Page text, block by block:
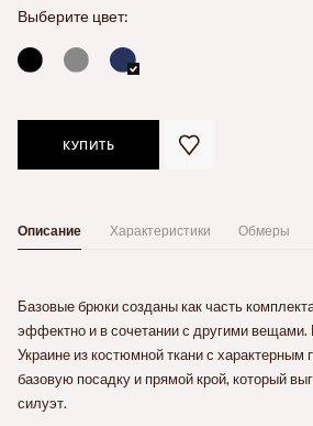
Выберите цвет:
КУПИТЬ
Описание Характеристики Обмеры
Базовые брюки созданы как часть
эффектно и в сочетании с другими вещами.
Украине из костюмной ткани с
базовую посадку и прямой крой, который
силуэт.